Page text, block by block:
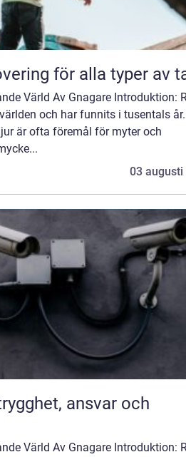
för alla typer av
Värld Av Gnagare Introduktion:
och har funnits i tusentals år.
är ofta föremål för myter och
03 augusti
Värld Av Gnagare Introduktion: